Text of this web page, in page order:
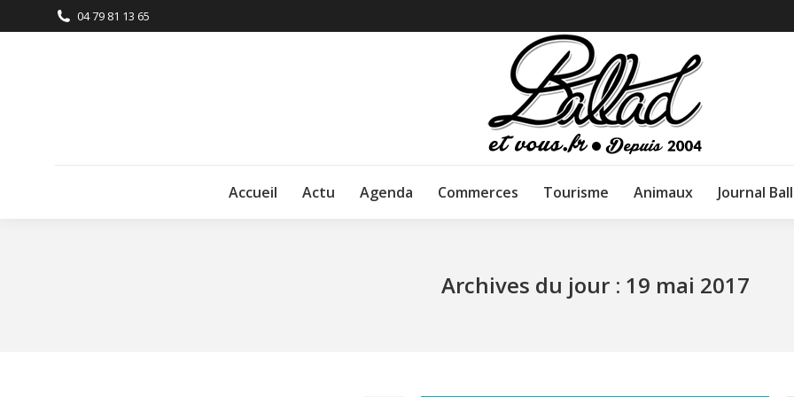
04 79 81 13 65
Accueil Actu Agenda Commerces Tourisme Animaux Journal
Archives du jour : 19 mai 2017